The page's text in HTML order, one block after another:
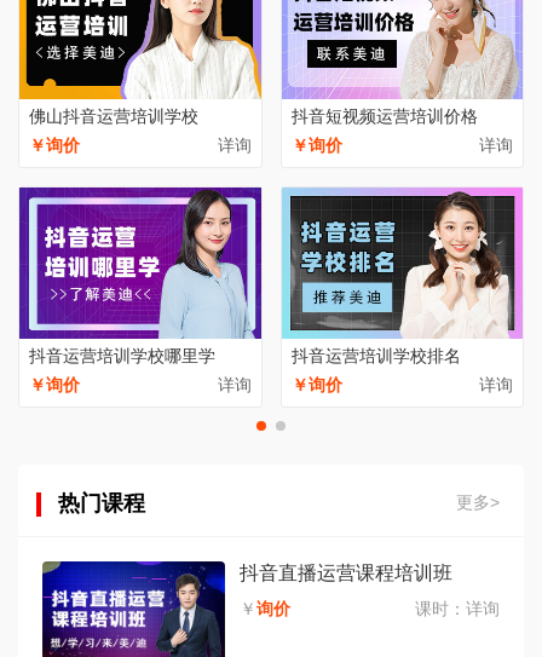
佛山抖音运营培训学校
￥询价
详询
抖音短视频运营培训价格
￥询价
详询
抖音运营培训学校哪里学
￥询价
详询
抖音运营培训学校排名
￥询价
详询
热门课程 更多>
抖音直播运营课程培训班
￥询价 课时： 详询